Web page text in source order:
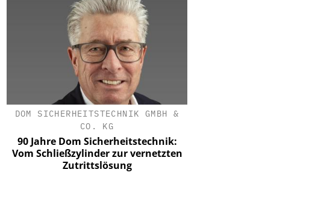
DOM SICHERHEITSTECHNIK GMBH &
CO. KG
90 Jahre Dom Sicherheitstechnik:
Vom Schließzylinder zur vernetzten
Zutrittslösung